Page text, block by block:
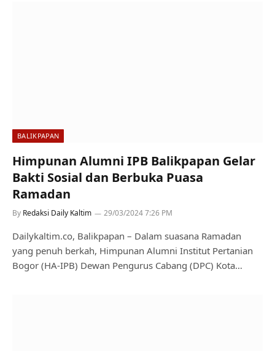
BALIKPAPAN
Himpunan Alumni IPB Balikpapan Gelar
Bakti Sosial dan Berbuka Puasa
Ramadan
By Redaksi Daily Kaltim 29/03/2024 7:26 PM
Dailykaltim.co, Balikpapan – Dalam suasana Ramadan
yang penuh berkah, Himpunan Alumni Institut Pertanian
Bogor (HA-IPB) Dewan Pengurus Cabang (DPC) Kota…